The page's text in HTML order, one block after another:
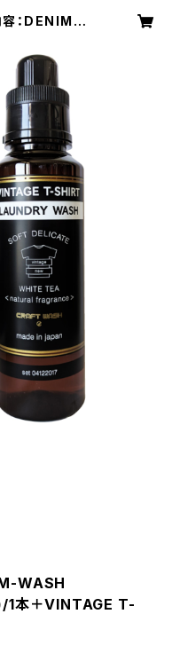
容：DENIM-
| CRAFT W
VINTAGE
WASH
1本＋VINTAGE T-